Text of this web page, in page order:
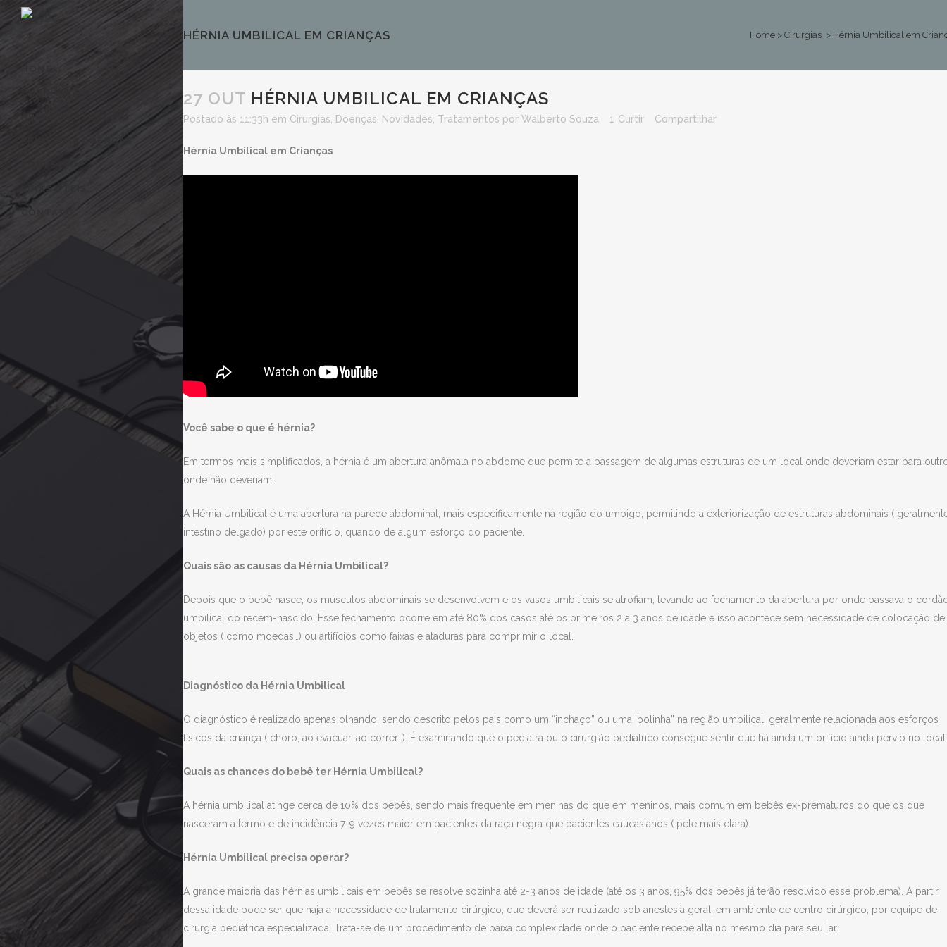
CURRICULUM
ÁREAS DE ATUAÇÃO
PRINCIPAIS DOENÇAS
LINKS ÚTEIS
CONTATO
HÉRNIA UMBILICAL EM CRIANÇAS Home > Cirurgias > Hérnia Umbilical em
27 OUT HÉRNIA UMBILICAL EM CRIANÇAS
Postado às 11:33h em Cirurgias Doenças Novidades Tratamentos por Walberto Souza 1 Curtir Compartilhar
Hérnia Umbilical em Crianças
Você sabe o que é hérnia?
Em termos mais simplificados, a hérnia é um abertura anômala no abdome que permite a passagem de algumas estruturas de um local onde deveriam estar para
onde não deveriam.
A Hérnia Umbilical é uma abertura na parede abdominal, mais especificamente na região do umbigo, permitindo a exteriorização de estruturas abdominais (
intestino delgado) por este orifício, quando de algum esforço do paciente.
Quais são as causas da Hérnia Umbilical?
Depois que o bebê nasce, os músculos abdominais se desenvolvem e os vasos umbilicais se atrofiam, levando ao fechamento da abertura por onde passava o
umbilical do recém-nascido. Esse fechamento ocorre em até 80% dos casos até os primeiros 2 a 3 anos de idade e isso acontece sem necessidade de colocação de
objetos ( como moedas…) ou artifícios como faixas e ataduras para comprimir o local.
Diagnóstico da Hérnia Umbilical
O diagnóstico é realizado apenas olhando, sendo descrito pelos pais como um “inchaço” ou uma ‘bolinha” na região umbilical, geralmente relacionada aos esforços
físicos da criança ( choro, ao evacuar, ao correr…). É examinando que o pediatra ou o cirurgião pediátrico consegue sentir que há ainda um orifício ainda pérvio no local.
Quais as chances do bebê ter Hérnia Umbilical?
A hérnia umbilical atinge cerca de 10% dos bebês, sendo mais frequente em meninas do que em meninos, mais comum em bebês ex-prematuros do que os que
nasceram a termo e de incidência 7-9 vezes maior em pacientes da raça negra que pacientes caucasianos ( pele mais clara).
Hérnia Umbilical precisa operar?
A grande maioria das hérnias umbilicais em bebês se resolve sozinha até 2-3 anos de idade (até os 3 anos, 95% dos bebês já terão resolvido esse problema). A partir
dessa idade pode ser que haja a necessidade de tratamento cirúrgico, que deverá ser realizado sob anestesia geral, em ambiente de centro cirúrgico, por equipe de
cirurgia pediátrica especializada. Trata-se de um procedimento de baixa complexidade onde o paciente recebe alta no mesmo dia para seu lar.